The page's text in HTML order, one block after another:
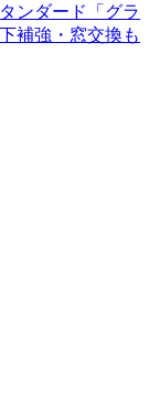
ンダード「グラ
補強・窓交換も